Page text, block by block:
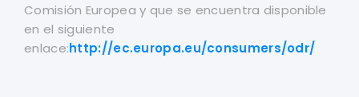
Comisión Europea y que se encuentra disponible
en el siguiente
enlace:http://ec.europa.eu/consumers/odr/